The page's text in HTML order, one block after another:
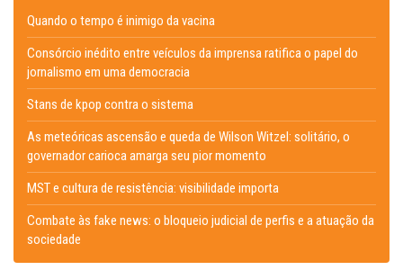
Quando o tempo é inimigo da vacina
Consórcio inédito entre veículos da imprensa ratifica o papel do
jornalismo em uma democracia
Stans de kpop contra o sistema
As meteóricas ascensão e queda de Wilson Witzel: solitário, o
governador carioca amarga seu pior momento
MST e cultura de resistência: visibilidade importa
Combate às fake news: o bloqueio judicial de perfis e a atuação da
sociedade